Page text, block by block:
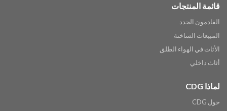
قائمة المنتجات
القادمون الجدد
المبيعات الساخنة
الأثاث في الهواء الطلق
أثاث داخلي
لماذا CDG
حول CDG